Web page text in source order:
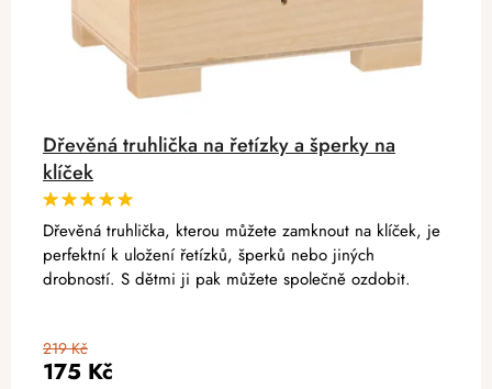
Dřevěná truhlička na řetízky a šperky na
klíček
175 Kč
219 Kč
Dřevěná truhlička, kterou můžete zamknout na klíček, je
perfektní k uložení řetízků, šperků nebo jiných
drobností. S dětmi ji pak můžete společně ozdobit.